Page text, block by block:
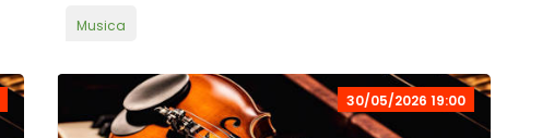
Musica
30/05/2026 19:00